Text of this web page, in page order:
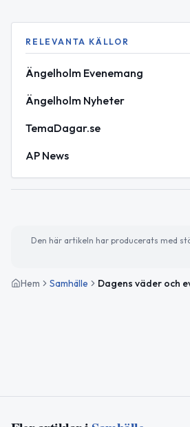
RELEVANTA KÄLLOR
Ängelholm Evenemang
Ängelholm Nyheter
TemaDagar.se
AP News
Den här artikeln har producerats med
Hem Samhälle